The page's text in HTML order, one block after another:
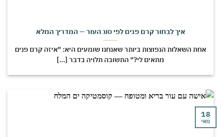
איך לבחור קרם פנים לפי סוג העור — המדריך המלא
אחת השאלות הנפוצות ביותר שאנחנו שומעים היא: "איזה קרם פנים
מתאים לי?" התשובה תלויה בדבר [...]